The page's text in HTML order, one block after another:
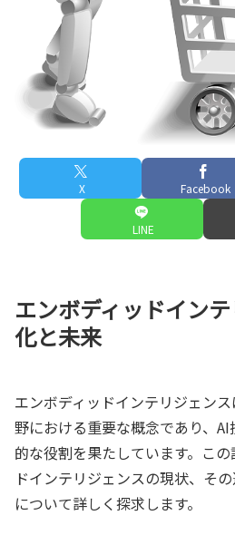
X Facebook
LINE
エンボディッドイン
化と未来
エンボディッドインテリジェン
野における重要な概念であり、
的な役割を果たしています。こ
ドインテリジェンスの現状、そ
について詳しく探求します。